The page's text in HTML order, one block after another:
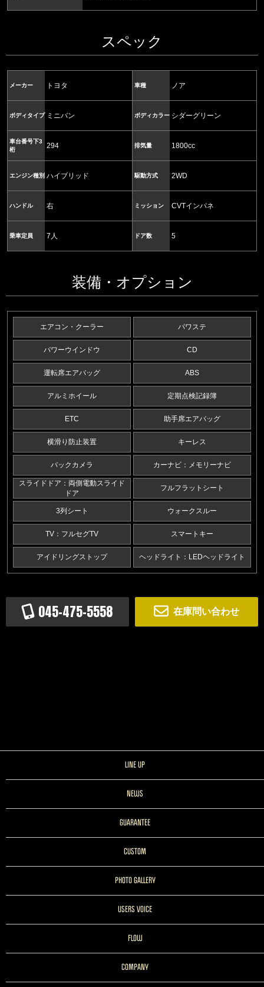
スペック
メーカー トヨタ 車種 ノア
ボディタイプ ミニバン ボディカラー シダーグリーン
車台番号下3
桁
294 排気量 1800cc
エンジン種別 ハイブリッド 駆動方式 2WD
ハンドル 右 ミッション CVTインパネ
乗車定員 7人 ドア数 5
装備・オプション
エアコン・クーラー パワステ
パワーウインドウ CD
運転席エアバッグ ABS
アルミホイール 定期点検記録簿
ETC 助手席エアバッグ
横滑り防止装置 キーレス
バックカメラ カーナビ：メモリーナビ
スライドドア：両側電動スライド
ドア
フルフラットシート
3列シート ウォークスルー
TV：フルセグTV スマートキー
アイドリングストップ ヘッドライト：LEDヘッドライト
045-475-5558 在庫問い合わせ
LINE UP
NEWS
GUARANTEE
CUSTOM
PHOTO GALLERY
USERS VOICE
FLOW
COMPANY